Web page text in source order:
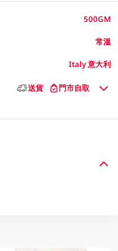
500GM
常溫
Italy 意大利
送貨 門市自取